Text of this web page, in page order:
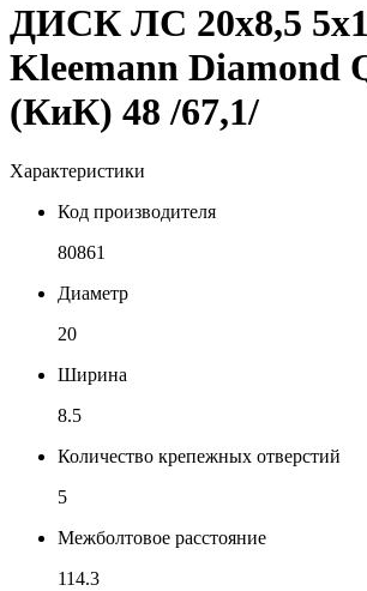
ДИСК ЛС 20x8,5
Kleemann Diamond
(КиК) 48 /67,1/
Характеристики
Код производителя
80861
Диаметр
20
Ширина
8.5
Количество крепежных отверстий
5
Межболтовое расстояние
114.3